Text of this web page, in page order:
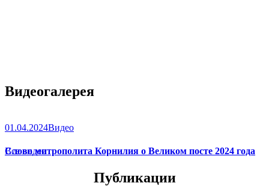
Видеогалерея
01.04.2024Видео
Слово митрополита Корнилия о Великом посте 2024 года
Все видео
Публикации